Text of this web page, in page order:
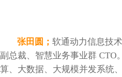
张田圆； 软通动力信息技
副总裁、智慧业务事业群 CTO
算、大数据、大规模并发系统